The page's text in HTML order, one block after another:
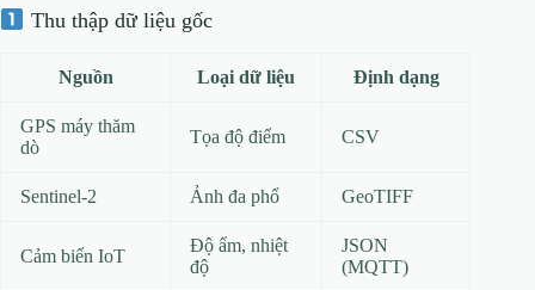
Thu thập dữ liệu gốc
Nguồn Loại dữ liệu Định dạng
GPS máy thăm
dò
Tọa độ điểm CSV
Sentinel‑2 Ảnh đa phổ GeoTIFF
Cảm biến IoT
Độ ẩm, nhiệt
độ
JSON
(MQTT)